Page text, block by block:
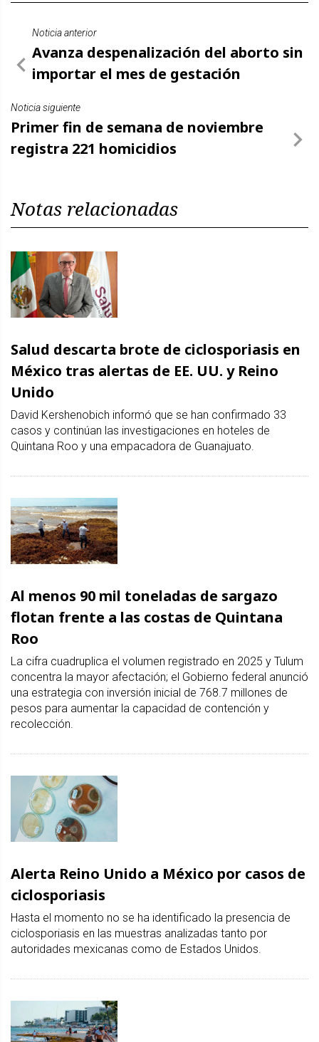
Noticia anterior
Avanza despenalización del aborto sin
importar el mes de gestación
Noticia siguiente
Primer fin de semana de noviembre
registra 221 homicidios
Notas relacionadas
Salud descarta brote de ciclosporiasis en
México tras alertas de EE. UU. y Reino
Unido
David Kershenobich informó que se han confirmado 33
casos y continúan las investigaciones en hoteles de
Quintana Roo y una empacadora de Guanajuato.
Al menos 90 mil toneladas de sargazo
flotan frente a las costas de Quintana
Roo
La cifra cuadruplica el volumen registrado en 2025 y Tulum
concentra la mayor afectación; el Gobierno federal anunció
una estrategia con inversión inicial de 768.7 millones de
pesos para aumentar la capacidad de contención y
recolección.
Alerta Reino Unido a México por casos de
ciclosporiasis
Hasta el momento no se ha identificado la presencia de
ciclosporiasis en las muestras analizadas tanto por
autoridades mexicanas como de Estados Unidos.